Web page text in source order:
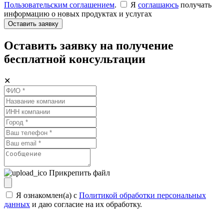
Пользовательским соглашением. Я соглашаюсь получать
информацию о новых продуктах и услугах
Оставить заявку
Оставить заявку на получение
бесплатной консультации
✕
Прикрепить файл
Я ознакомлен(а) с Политикой обработки персональных
данных и даю согласие на их обработку.